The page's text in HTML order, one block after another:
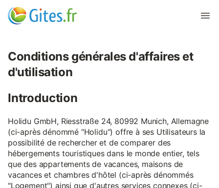
Conditions générales d'affaires et
d'utilisation
Introduction
Holidu GmbH, Riesstraße 24, 80992 Munich, Allemagne
(ci-après dénommé "Holidu") offre à ses Utilisateurs la
possibilité de rechercher et de comparer des
hébergements touristiques dans le monde entier, tels
que des appartements de vacances, maisons de
vacances et chambres d'hôtel (ci-après dénommés
"Logement") ainsi que d'autres services connexes (ci-